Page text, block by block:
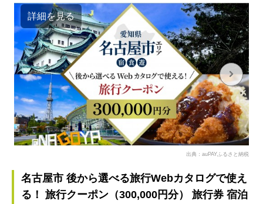
詳細を見る
出典：auPAYふるさと納税
名古屋市 後から選べる旅行Webカタログで使え
る！ 旅行クーポン（300,000円分） 旅行券 宿泊